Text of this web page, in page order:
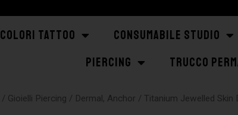
COLORI TATTOO CONSUMABILE STUDIO
PIERCING
TRUCCO
/ Gioielli Piercing / Dermal, Anchor / Titanium Jewelled Skin